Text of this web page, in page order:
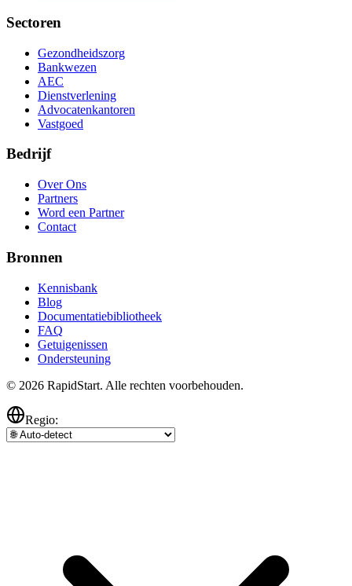
Sectoren
Gezondheidszorg
Bankwezen
AEC
Dienstverlening
Advocatenkantoren
Vastgoed
Bedrijf
Over Ons
Partners
Word een Partner
Contact
Bronnen
Kennisbank
Blog
Documentatiebibliotheek
FAQ
Getuigenissen
Ondersteuning
© 2026 RapidStart. Alle rechten voorbehouden.
Regio: